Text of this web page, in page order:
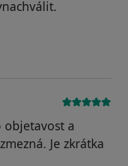
Pacient
objetavost a
Je zkrátka